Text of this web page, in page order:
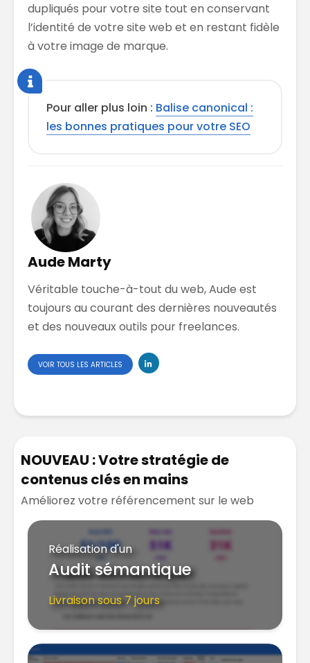
dupliqués pour votre site tout en conservant
l’identité de votre site web et en restant fidèle
à votre image de marque.
Pour aller plus loin : Balise canonical :
les bonnes pratiques pour votre SEO
Aude Marty
Véritable touche-à-tout du web, Aude est
toujours au courant des dernières nouveautés
et des nouveaux outils pour freelances.
VOIR TOUS LES ARTICLES
NOUVEAU : Votre stratégie de
contenus clés en mains
Améliorez votre référencement sur le web
Réalisation d'un
Audit sémantique
Livraison sous 7 jours